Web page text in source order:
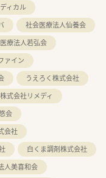
ィカル
社会医療法人仙養会
療法人若弘会
ァイン
うえろく株式会社
株式会社リメディ
会
会社
白くま調剤株式会社
人美喜和会